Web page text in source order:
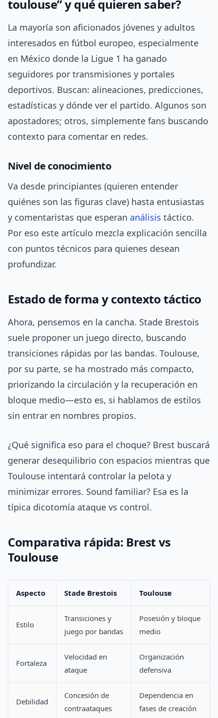
toulouse” y qué quieren saber?
La mayoría son aficionados jóvenes y adultos
interesados en fútbol europeo, especialmente
en México donde la Ligue 1 ha ganado
seguidores por transmisiones y portales
deportivos. Buscan: alineaciones, predicciones,
estadísticas y dónde ver el partido. Algunos son
apostadores; otros, simplemente fans buscando
contexto para comentar en redes.
Nivel de conocimiento
Va desde principiantes (quieren entender
quiénes son las figuras clave) hasta entusiastas
y comentaristas que esperan análisis táctico.
Por eso este artículo mezcla explicación sencilla
con puntos técnicos para quienes desean
profundizar.
Estado de forma y contexto táctico
Ahora, pensemos en la cancha. Stade Brestois
suele proponer un juego directo, buscando
transiciones rápidas por las bandas. Toulouse,
por su parte, se ha mostrado más compacto,
priorizando la circulación y la recuperación en
bloque medio—esto es, si hablamos de estilos
sin entrar en nombres propios.
¿Qué significa eso para el choque? Brest buscará
generar desequilibrio con espacios mientras que
Toulouse intentará controlar la pelota y
minimizar errores. Sound familiar? Esa es la
típica dicotomía ataque vs control.
Comparativa rápida: Brest vs
Toulouse
Aspecto Stade Brestois Toulouse
Estilo
Transiciones y
juego por bandas
Posesión y bloque
medio
Fortaleza
Velocidad en
ataque
Organización
defensiva
Debilidad
Concesión de
contraataques
Dependencia en
fases de creación